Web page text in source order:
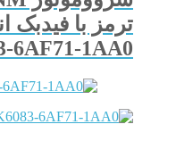
ترمز با فیدبک
6AF71-1AA0